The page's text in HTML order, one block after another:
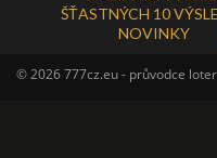
ŠŤASTNÝCH 10
NOVINKY
© 2026 777cz.eu - průvodce